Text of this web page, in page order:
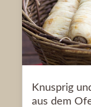
Knusprig
aus dem